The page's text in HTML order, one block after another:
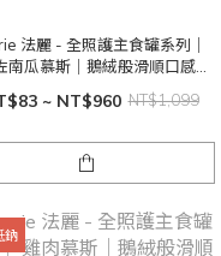
法麗 - 全照護主食罐系列｜
南瓜慕斯｜鵝絨般滑順口感｜
~ NT$960 NT$1,099
鈉